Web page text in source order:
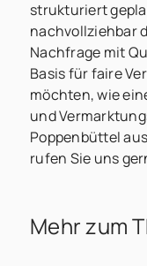
strukturiert
nachvollziehbar
Nachfrage mit
Basis für faire
möchten, wie
und
Poppenbüttel
rufen Sie uns
Mehr zum